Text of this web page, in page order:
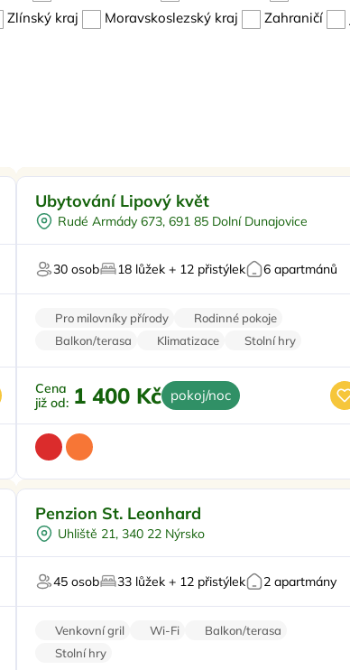
Zlínský kraj Moravskoslezský kraj Zahraničí
Dětská postýlka
Venkovní gril
Pro milovníky vína
Ubytování Lipový květ
Rudé Armády 673, 691 85 Dolní Dunajovice
30 osob 18 lůžek + 12 přistýlek 6 apartmánů
Pro milovníky přírody
Rodinné pokoje
Balkon/terasa
Klimatizace Stolní hry
Cena
již od: 1 400 Kč pokoj/noc
Vnitřní bazén
Dětské hřiště
Sauna
Penzion St. Leonhard
Uhliště 21, 340 22 Nýrsko
45 osob 33 lůžek + 12 přistýlek 2 apartmány
Venkovní gril Wi-Fi
Balkon/terasa
Stolní hry